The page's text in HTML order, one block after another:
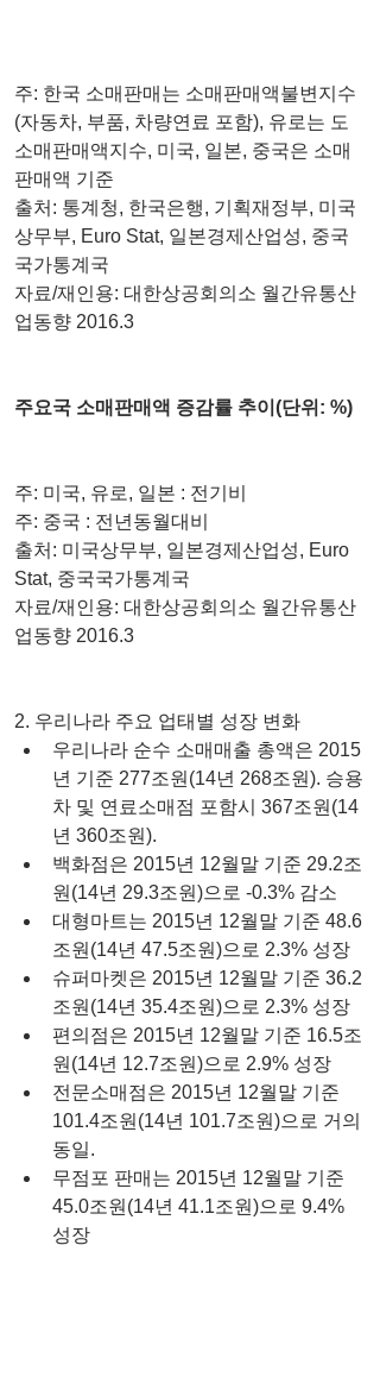
주: 한국 소매판매는 소매판매액불변지수
(자동차, 부품, 차량연료 포함), 유로는 도
소매판매액지수, 미국, 일본, 중국은 소매
판매액 기준
출처: 통계청, 한국은행, 기획재정부, 미국
상무부, Euro Stat, 일본경제산업성, 중국
국가통계국
자료/재인용: 대한상공회의소 월간유통산
업동향 2016.3
주요국 소매판매액 증감률 추이(단위: %)
주: 미국, 유로, 일본 : 전기비
주: 중국 : 전년동월대비
출처: 미국상무부, 일본경제산업성, Euro
Stat, 중국국가통계국
자료/재인용: 대한상공회의소 월간유통산
업동향 2016.3
2. 우리나라 주요 업태별 성장 변화
우리나라 순수 소매매출 총액은 2015
년 기준 277조원(14년 268조원). 승용
차 및 연료소매점 포함시 367조원(14
년 360조원).
백화점은 2015년 12월말 기준 29.2조
원(14년 29.3조원)으로 -0.3% 감소
대형마트는 2015년 12월말 기준 48.6
조원(14년 47.5조원)으로 2.3% 성장
슈퍼마켓은 2015년 12월말 기준 36.2
조원(14년 35.4조원)으로 2.3% 성장
편의점은 2015년 12월말 기준 16.5조
원(14년 12.7조원)으로 2.9% 성장
전문소매점은 2015년 12월말 기준
101.4조원(14년 101.7조원)으로 거의
동일.
무점포 판매는 2015년 12월말 기준
45.0조원(14년 41.1조원)으로 9.4%
성장